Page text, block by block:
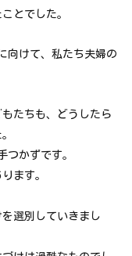
とでした。
向けて、私たち夫婦の
たちも、どうしたら
つかずです。
ます。
選別していきまし